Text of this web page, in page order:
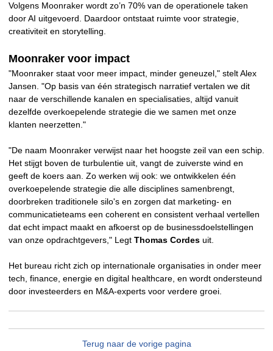
Volgens Moonraker wordt zo’n 70% van de operationele taken
door AI uitgevoerd. Daardoor ontstaat ruimte voor strategie,
creativiteit en storytelling.
Moonraker voor impact
"Moonraker staat voor meer impact, minder geneuzel," stelt Alex
Jansen. "Op basis van één strategisch narratief vertalen we dit
naar de verschillende kanalen en specialisaties, altijd vanuit
dezelfde overkoepelende strategie die we samen met onze
klanten neerzetten."
"De naam Moonraker verwijst naar het hoogste zeil van een schip.
Het stijgt boven de turbulentie uit, vangt de zuiverste wind en
geeft de koers aan. Zo werken wij ook: we ontwikkelen één
overkoepelende strategie die alle disciplines samenbrengt,
doorbreken traditionele silo's en zorgen dat marketing- en
communicatieteams een coherent en consistent verhaal vertellen
dat echt impact maakt en afkoerst op de businessdoelstellingen
van onze opdrachtgevers," Legt Thomas Cordes uit.
Het bureau richt zich op internationale organisaties in onder meer
tech, finance, energie en digital healthcare, en wordt ondersteund
door investeerders en M&A-experts voor verdere groei.
Terug naar de vorige pagina